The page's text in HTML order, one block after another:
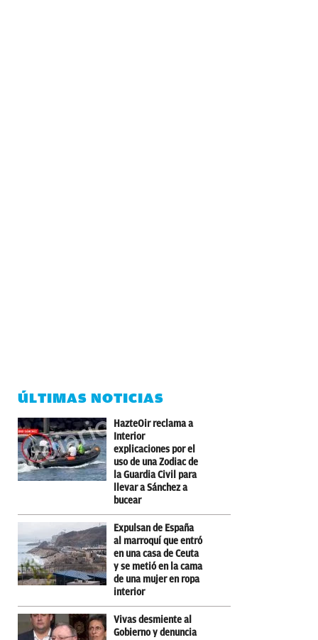
ÚLTIMAS NOTICIAS
HazteOir reclama a
Interior
explicaciones por el
uso de una Zodiac de
la Guardia Civil para
llevar a Sánchez a
bucear
Expulsan de España
al marroquí que entró
en una casa de Ceuta
y se metió en la cama
de una mujer en ropa
interior
Vivas desmiente al
Gobierno y denuncia